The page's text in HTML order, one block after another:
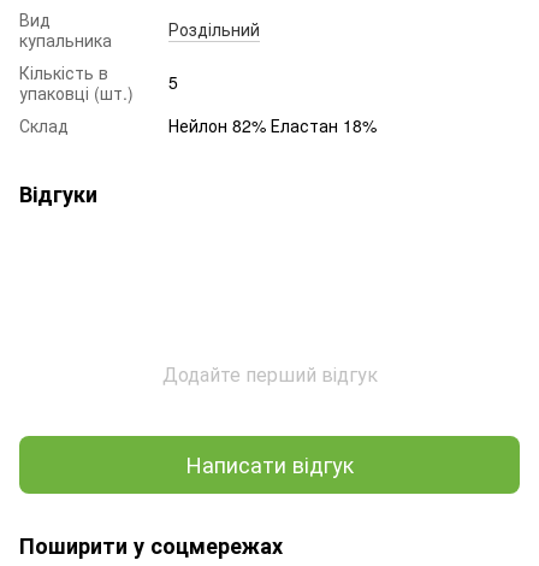
Вид
купальника
Роздільний
Кількість в
упаковці (шт.)
5
Склад
Нейлон 82% Еластан 18%
Відгуки
Додайте перший відгук
Написати відгук
Поширити у соцмережах